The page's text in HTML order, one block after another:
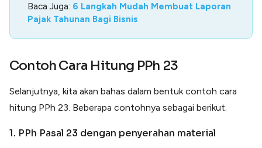
Baca Juga: 6 Langkah Mudah Membuat Laporan
Pajak Tahunan Bagi Bisnis
Contoh Cara Hitung PPh 23
Selanjutnya, kita akan bahas dalam bentuk contoh cara
hitung PPh 23. Beberapa contohnya sebagai berikut.
1. PPh Pasal 23 dengan penyerahan material